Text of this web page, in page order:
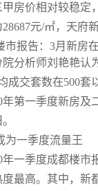
房价相对较稳定
元/㎡，天府
分析师刘艳艳认
成交套数在500套
第一季度新房
为一季度流量王
年一季度成都楼
最高。其中，